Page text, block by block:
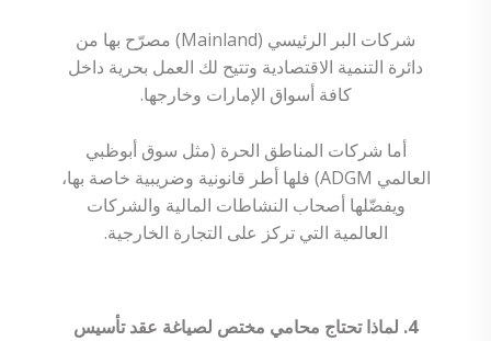
شركات البر الرئيسي (Mainland) مصرّح بها من
دائرة التنمية الاقتصادية وتتيح لك العمل بحرية داخل
كافة أسواق الإمارات وخارجها.
أما شركات المناطق الحرة (مثل سوق أبوظبي
العالمي ADGM) فلها أطر قانونية وضريبية خاصة بها،
ويفضّلها أصحاب النشاطات المالية والشركات
العالمية التي تركز على التجارة الخارجية.
4. لماذا تحتاج محامي مختص لصياغة عقد تأسيس